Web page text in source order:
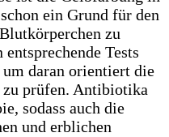
ein Grund für den
zu
Tests
daran orientiert die
zu prüfen. Antibiotika
sodass auch die
und erblichen